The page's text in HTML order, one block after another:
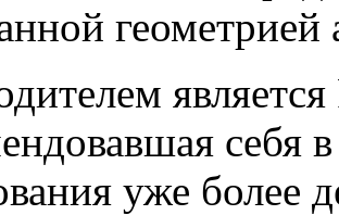
себя
уже более